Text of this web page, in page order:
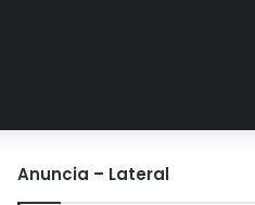
Anuncia – Lateral